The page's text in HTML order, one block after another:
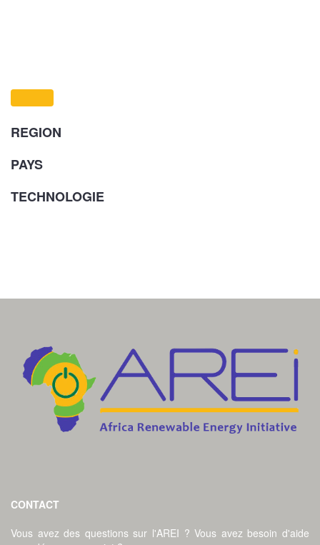
REGION
PAYS
TECHNOLOGIE
CONTACT
Vous avez des questions sur l'AREI ? Vous avez besoin d'aide